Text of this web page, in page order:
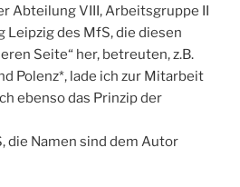
Abteilung VIII, Arbeitsgruppe II
Leipzig des MfS, die diesen
Seite“ her, betreuten, z.B.
Polenz*, lade ich zur Mitarbeit
ebenso das Prinzip der
die Namen sind dem Autor